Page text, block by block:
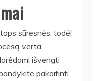
sūresnės, todėl
verta
išvengti
pakaitinti